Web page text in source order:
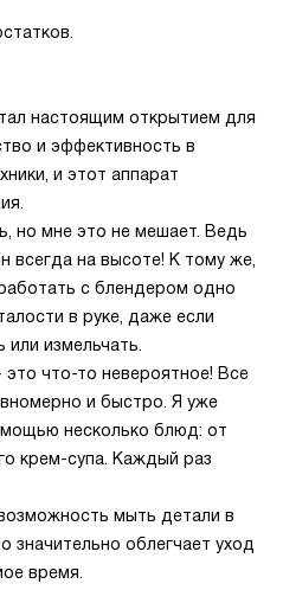
настоящим открытием для
и эффективность в
и этот аппарат
но мне это не мешает. Ведь
всегда на высоте! К тому же,
с блендером одно
в руке, даже если
измельчать.
что-то невероятное! Все
и быстро. Я уже
несколько блюд: от
крем-супа. Каждый раз
мыть детали в
облегчает уход
время.